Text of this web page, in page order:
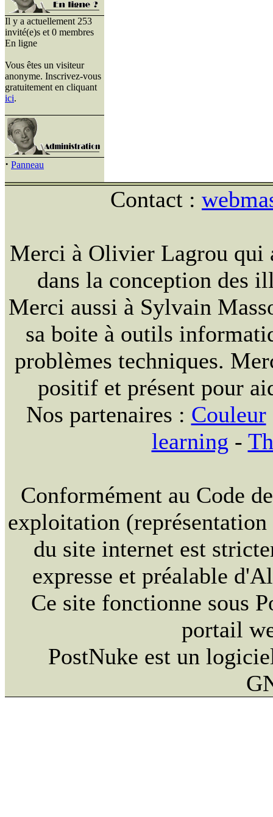
Il y a actuellement 253
invité(e)s et 0 membres
En ligne
Vous êtes un visiteur
anonyme. Inscrivez-vous
gratuitement en cliquant
ici.
· Panneau
Contact :
Merci à Olivier Lagrou qui
dans la conception des
Merci aussi à Sylvain
sa boite à outils
problèmes techniques.
positif et présent pour
Nos partenaires : Couleur
learning -
Conformément au Code
exploitation
du site internet est
expresse et préalable
Ce site fonctionne sous
portail
PostNuke est un